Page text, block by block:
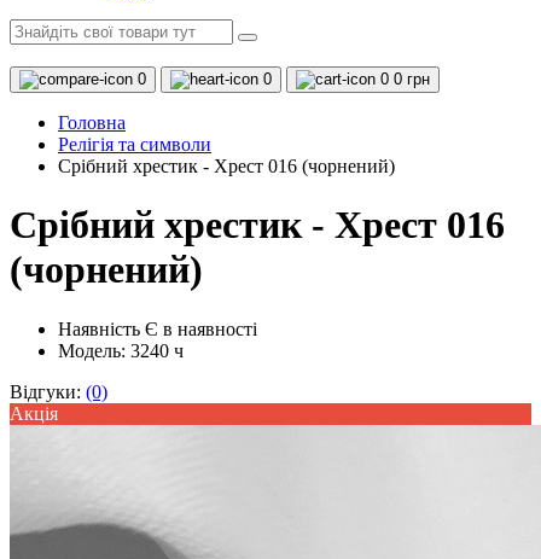
0 0 0 0 грн
Головна
Релігія та символи
Срібний хрестик - Хрест 016 (чорнений)
Срібний хрестик - Хрест 016
(чорнений)
Наявність Є в наявності
Модель: 3240 ч
Відгуки: (0)
Акцiя